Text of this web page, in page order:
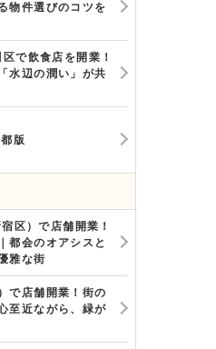
物件選びのコツを
で飲食店を開業！
水辺の潤い」が共
版
区）で店舗開業！
都会のオアシスと
雅な街
で店舗開業！街の
至近ながら、緑が